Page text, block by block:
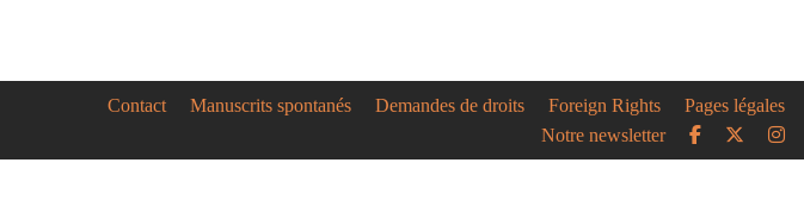
Contact Manuscrits spontanés Demandes de droits Foreign Rights
Pages légales
Notre newsletter